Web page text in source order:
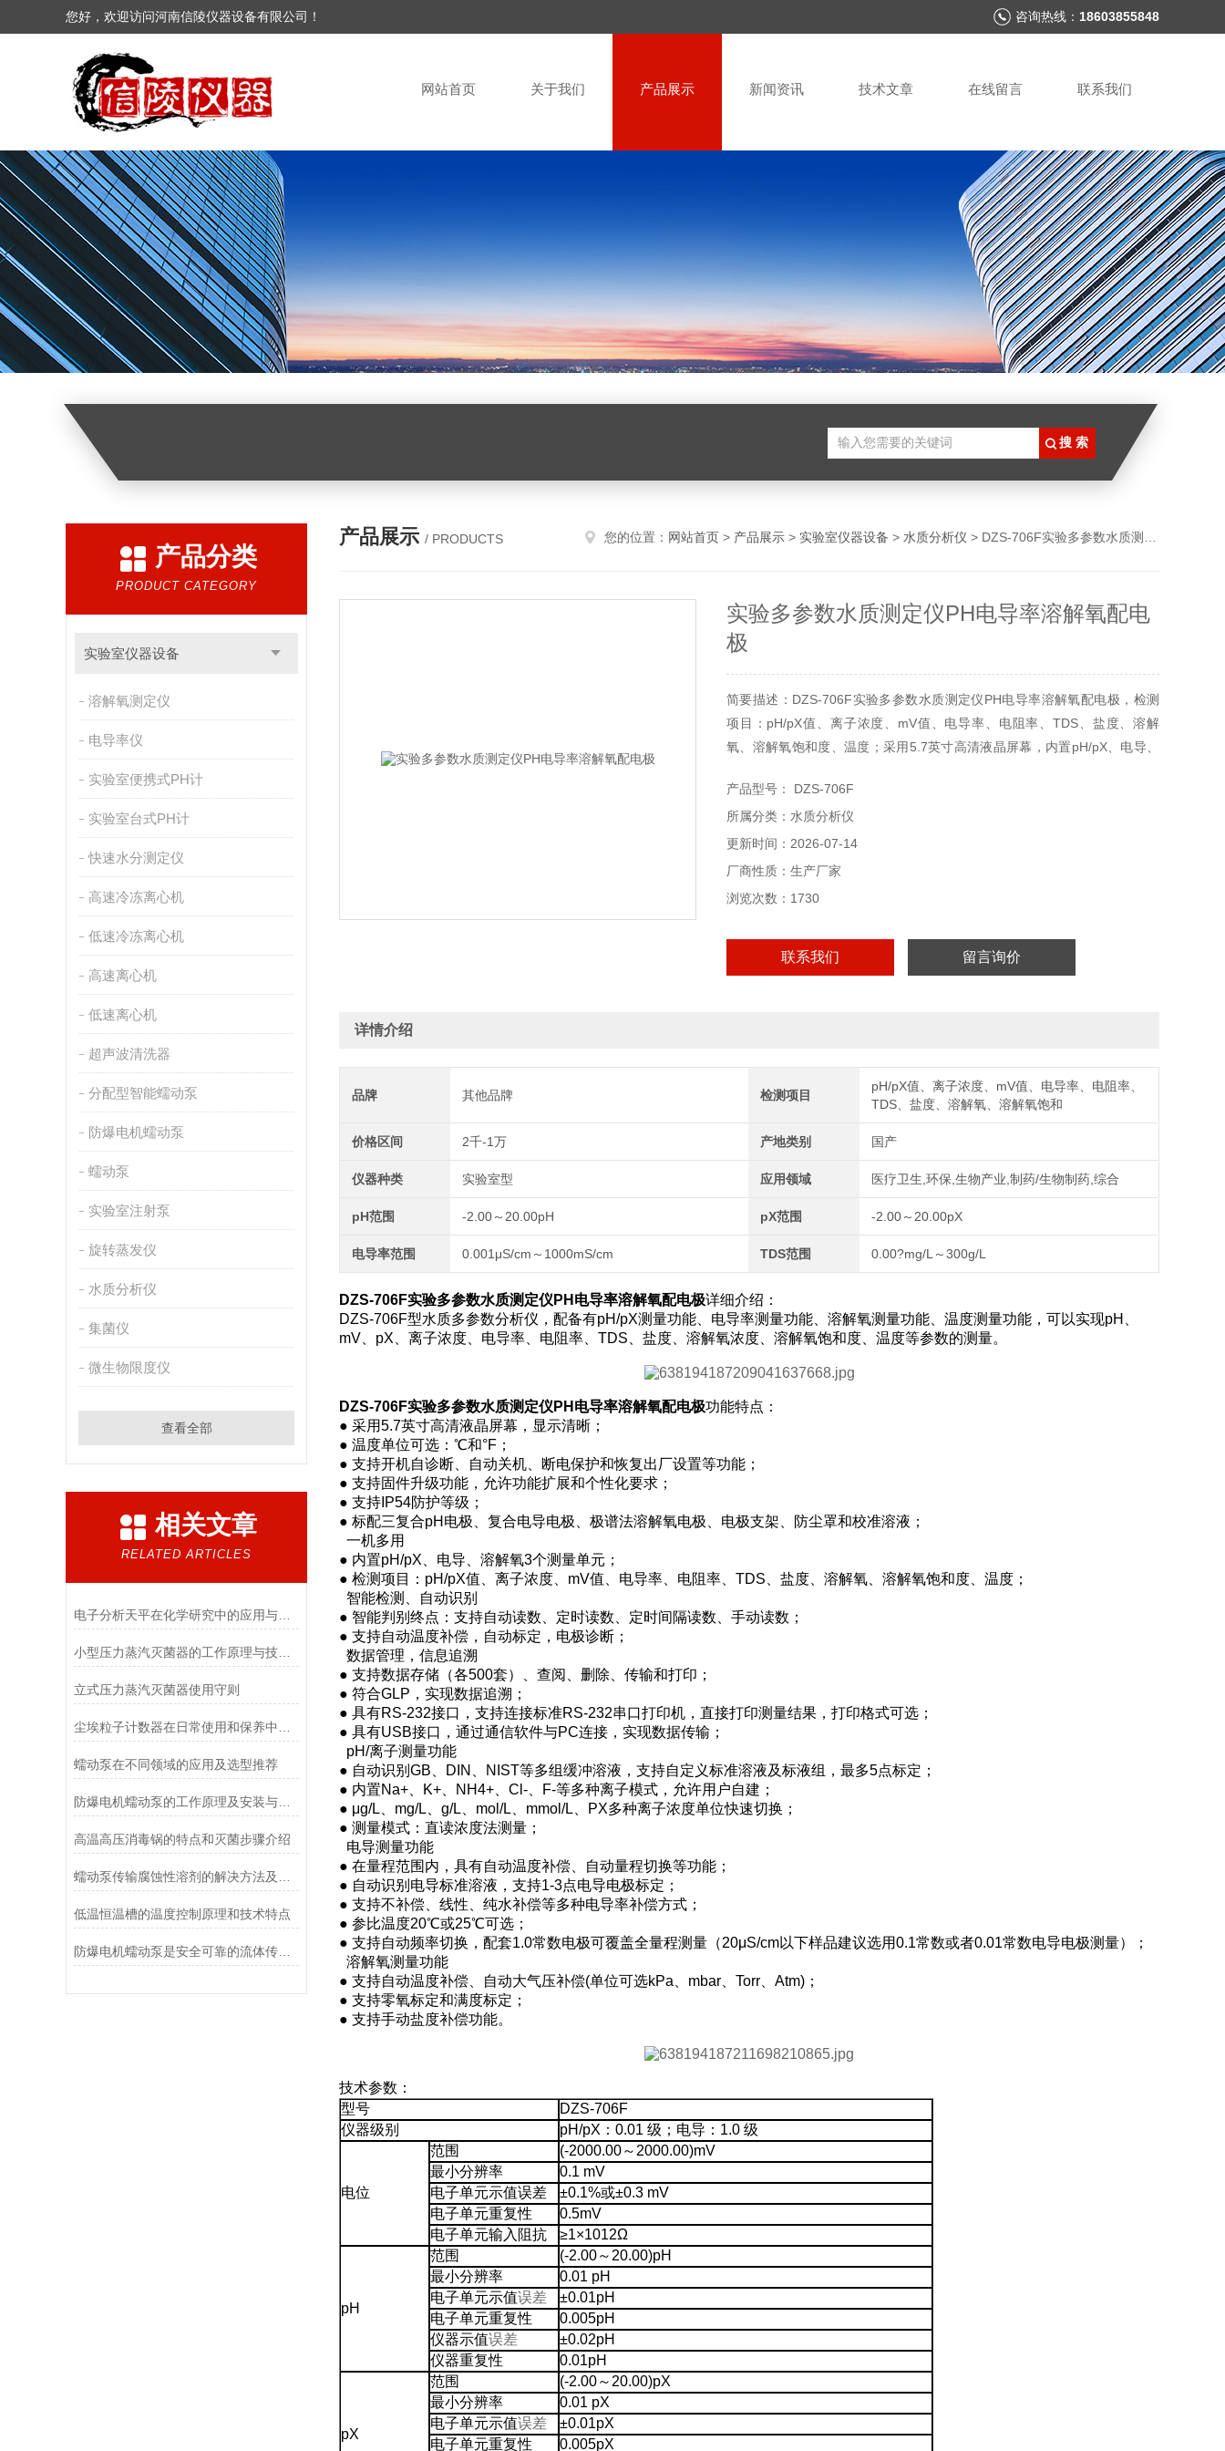
您好，欢迎访问河南信陵仪器设备有限公司！ 咨询热线： 18603855848
网站首页 关于我们 产品展示 新闻资讯 技术文章 在线留言 联系我们
产品分类
PRODUCT CATEGORY
实验室仪器设备
溶解氧测定仪
电导率仪
实验室便携式PH计
实验室台式PH计
快速水分测定仪
高速冷冻离心机
低速冷冻离心机
高速离心机
低速离心机
超声波清洗器
分配型智能蠕动泵
防爆电机蠕动泵
蠕动泵
实验室注射泵
旋转蒸发仪
水质分析仪
集菌仪
微生物限度仪
查看全部
相关文章
RELATED ARTICLES
电子分析天平在化学研究中的应用与优势说明
小型压力蒸汽灭菌器的工作原理与技术优势概述
立式压力蒸汽灭菌器使用守则
蠕动泵在不同领域的应用及选型推荐
防爆电机蠕动泵的工作原理及安装与配管
高温高压消毒锅的特点和灭菌步骤介绍
低温恒温槽的温度控制原理和技术特点
防爆电机蠕动泵是安全可靠的流体传送解决方案
产品展示 / PRODUCTS 您的位置： 网站首页 > 产品展示 > 实验室仪器设备 > 水质分析仪 > DZS-706F实验多参数水质测定仪PH电导率溶解氧配电极
实验多参数水质测定仪PH电导率溶解氧配电
极
简要描述：DZS-706F实验多参数水质测定仪PH电导率溶解氧配电极，检测
项目：pH/pX值、离子浓度、mV值、电导率、电阻率、TDS、盐度、溶解
氧、溶解氧饱和度、温度；采用5.7英寸高清液晶屏幕，内置pH/pX、电导、
产品型号： DZS-706F
所属分类：水质分析仪
更新时间：2026-07-14
厂商性质：生产厂家
浏览次数：1730
联系我们 留言询价
详情介绍
品牌 其他品牌 检测项目
pH/pX值、离子浓度、mV值、电导率、电阻率、
TDS、盐度、溶解氧、溶解氧饱和
价格区间 2千-1万 产地类别 国产
仪器种类 实验室型 应用领域 医疗卫生,环保,生物产业,制药/生物制药,综合
pH范围 -2.00～20.00pH pX范围 -2.00～20.00pX
电导率范围 0.001μS/cm～1000mS/cm TDS范围 0.00?mg/L～300g/L
DZS-706F实验多参数水质测定仪PH电导率溶解氧配电极详细介绍：
DZS-706F型水质多参数分析仪，配备有pH/pX测量功能、电导率测量功能、溶解氧测量功能、温度测量功能，可以实现pH、
mV、pX、离子浓度、电导率、电阻率、TDS、盐度、溶解氧浓度、溶解氧饱和度、温度等参数的测量。
DZS-706F实验多参数水质测定仪PH电导率溶解氧配电极功能特点：
● 采用5.7英寸高清液晶屏幕，显示清晰；
● 温度单位可选：℃和°F；
● 支持开机自诊断、自动关机、断电保护和恢复出厂设置等功能；
● 支持固件升级功能，允许功能扩展和个性化要求；
● 支持IP54防护等级；
● 标配三复合pH电极、复合电导电极、极谱法溶解氧电极、电极支架、防尘罩和校准溶液；
一机多用
● 内置pH/pX、电导、溶解氧3个测量单元；
● 检测项目：pH/pX值、离子浓度、mV值、电导率、电阻率、TDS、盐度、溶解氧、溶解氧饱和度、温度；
智能检测、自动识别
● 智能判别终点：支持自动读数、定时读数、定时间隔读数、手动读数；
● 支持自动温度补偿，自动标定，电极诊断；
数据管理，信息追溯
● 支持数据存储（各500套）、查阅、删除、传输和打印；
● 符合GLP，实现数据追溯；
● 具有RS-232接口，支持连接标准RS-232串口打印机，直接打印测量结果，打印格式可选；
● 具有USB接口，通过通信软件与PC连接，实现数据传输；
pH/离子测量功能
● 自动识别GB、DIN、NIST等多组缓冲溶液，支持自定义标准溶液及标液组，最多5点标定；
● 内置Na+、K+、NH4+、Cl-、F-等多种离子模式，允许用户自建；
● μg/L、mg/L、g/L、mol/L、mmol/L、PX多种离子浓度单位快速切换；
● 测量模式：直读浓度法测量；
电导测量功能
● 在量程范围内，具有自动温度补偿、自动量程切换等功能；
● 自动识别电导标准溶液，支持1-3点电导电极标定；
● 支持不补偿、线性、纯水补偿等多种电导率补偿方式；
● 参比温度20℃或25℃可选；
● 支持自动频率切换，配套1.0常数电极可覆盖全量程测量（20μS/cm以下样品建议选用0.1常数或者0.01常数电导电极测量）；
溶解氧测量功能
● 支持自动温度补偿、自动大气压补偿(单位可选kPa、mbar、Torr、Atm)；
● 支持零氧标定和满度标定；
● 支持手动盐度补偿功能。
技术参数：
型号
DZS-706F
仪器级别
pH/pX：0.01 级；电导：1.0 级
电位
范围
(-2000.00～2000.00)mV
最小分辨率
0.1 mV
电子单元示值误差
±0.1%或±0.3 mV
电子单元重复性
0.5mV
电子单元输入阻抗
≥1×1012Ω
pH
范围
(-2.00～20.00)pH
最小分辨率
0.01 pH
电子单元示值误差
±0.01pH
电子单元重复性
0.005pH
仪器示值误差
±0.02pH
仪器重复性
0.01pH
pX
范围
(-2.00～20.00)pX
最小分辨率
0.01 pX
电子单元示值误差
±0.01pX
电子单元重复性
0.005pX